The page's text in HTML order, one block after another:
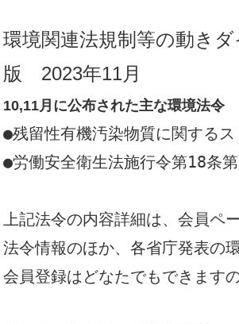
環境関連法規制等の動きダ
版 2023年11月
10,11月に公布された主な環境法令
●残留性有機汚染物質に関する
●労働安全衛生法施行令第18条
上記法令の内容詳細は、会員ペ
法令情報のほか、各省庁発表の
会員登録はどなたでもできます